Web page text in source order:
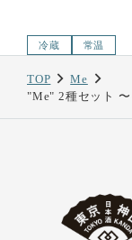
冷蔵 常温
TOP
Me
"Me" 2種セット